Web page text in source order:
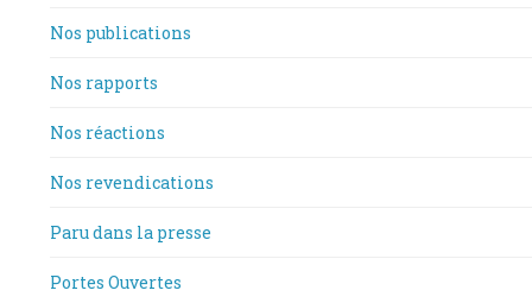
Nos publications
Nos rapports
Nos réactions
Nos revendications
Paru dans la presse
Portes Ouvertes